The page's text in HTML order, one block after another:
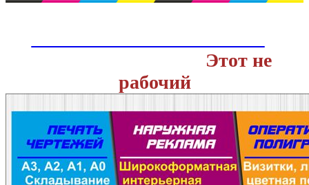
Этот не
рабочий